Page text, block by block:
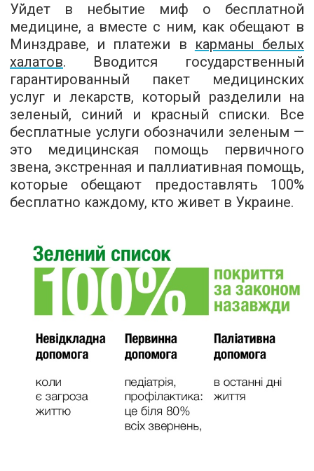
Уйдет в небытие миф о бесплатной
медицине, а вместе с ним, как обещают в
Минздраве, и платежи в карманы белых
халатов. Вводится государственный
гарантированный пакет медицинских
услуг и лекарств, который разделили на
зеленый, синий и красный списки. Все
бесплатные услуги обозначили зеленым —
это медицинская помощь первичного
звена, экстренная и паллиативная помощь,
которые обещают предоставлять 100%
бесплатно каждому, кто живет в Украине.